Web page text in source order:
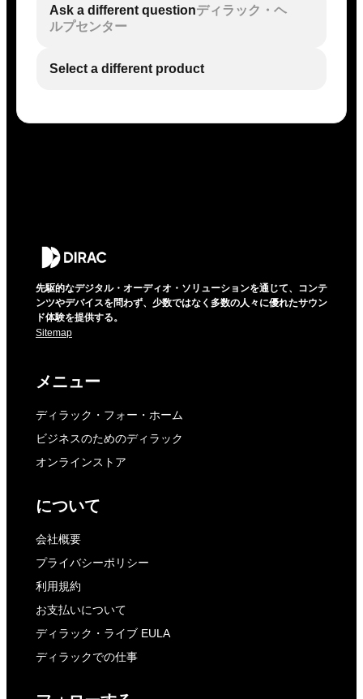
Ask a different questionディラック・ヘ
ルプセンター
Select a different product
先駆的なデジタル・オーディオ・ソリューションを通じて、コンテ
ンツやデバイスを問わず、少数ではなく多数の人々に優れたサウン
ド体験を提供する。
Sitemap
メニュー
ディラック・フォー・ホーム
ビジネスのためのディラック
オンラインストア
について
会社概要
プライバシーポリシー
利用規約
お支払いについて
ディラック・ライブ EULA
ディラックでの仕事